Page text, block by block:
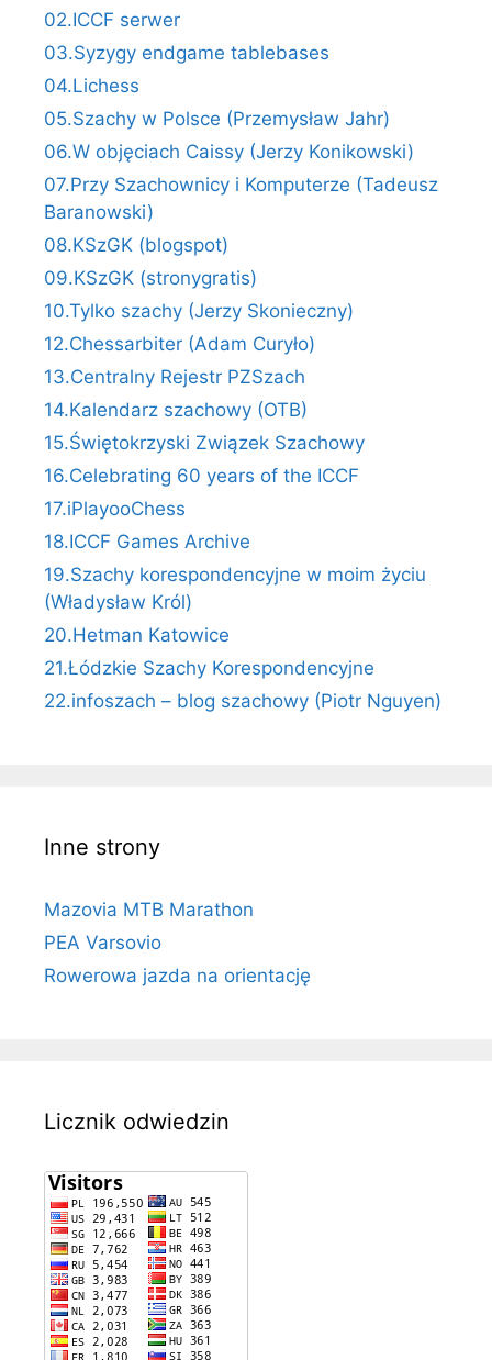
02.ICCF serwer
03.Syzygy endgame tablebases
04.Lichess
05.Szachy w Polsce (Przemysław Jahr)
06.W objęciach Caissy (Jerzy Konikowski)
07.Przy Szachownicy i Komputerze (Tadeusz
Baranowski)
08.KSzGK (blogspot)
09.KSzGK (stronygratis)
10.Tylko szachy (Jerzy Skonieczny)
12.Chessarbiter (Adam Curyło)
13.Centralny Rejestr PZSzach
14.Kalendarz szachowy (OTB)
15.Świętokrzyski Związek Szachowy
16.Celebrating 60 years of the ICCF
17.iPlayooChess
18.ICCF Games Archive
19.Szachy korespondencyjne w moim życiu
(Władysław Król)
20.Hetman Katowice
21.Łódzkie Szachy Korespondencyjne
22.infoszach – blog szachowy (Piotr Nguyen)
Inne strony
Mazovia MTB Marathon
PEA Varsovio
Rowerowa jazda na orientację
Licznik odwiedzin